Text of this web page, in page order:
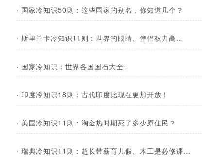
· 国家冷知识50则：这些国家的别名，你知道几个？
· 斯里兰卡冷知识11则：世界的眼睛、僧侣权力高…
· 国家冷知识：世界各国国石大全！
· 印度冷知识18则：古代印度比现在更加开放！
· 美国冷知识11则：淘金热时期死了多少原住民？
· 瑞典冷知识11则：超长带薪育儿假、木工是必修课…